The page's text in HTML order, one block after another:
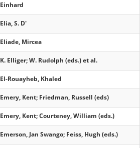
Einhard
Elia, S. D'
Eliade, Mircea
K. Elliger; W. Rudolph (eds.) et al.
El-Rouayheb, Khaled
Emery, Kent; Friedman, Russell (eds)
Emery, Kent; Courteney, William (eds.)
Emerson, Jan Swango; Feiss, Hugh (eds.)